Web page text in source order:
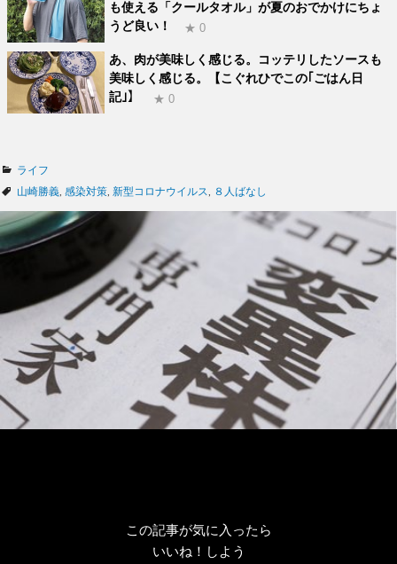
も使える「クールタオル」が夏のおでかけにちょ
うど良い！
★ 0
あ、肉が美味しく感じる。コッテリしたソースも
美味しく感じる。【こぐれひでこの｢ごはん日
記｣】
★ 0
カ
テ
リ
ー
ライフ
タ
山崎勝義 感染対策 新型コロナウイルス ８人ばなし
この記事が気に入ったら
いいね！しよう